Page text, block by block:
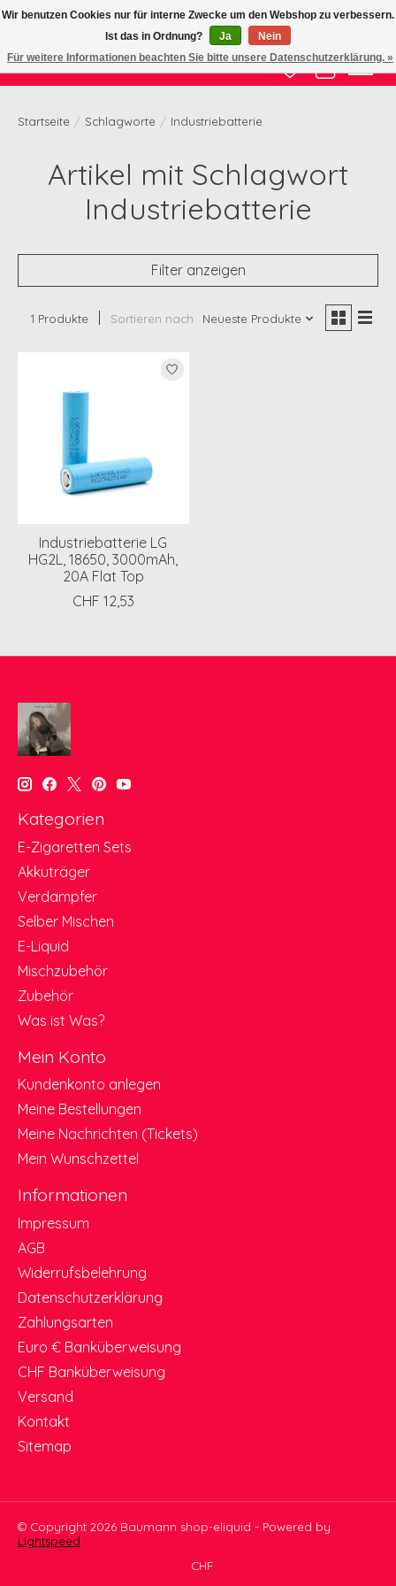
Zertifizierte Qualität zu fairem Preis
Wunschzettel
Ihr
Startseite / Schlagworte / Industriebatterie
Artikel mit Schlagwort
Industriebatterie
Filter anzeigen
1 Produkte Sortieren nach Neueste Produkte
Industriebatterie LG
HG2L, 18650, 3000mAh,
20A Flat Top
CHF 12,53
Kategorien
E-Zigaretten Sets
Akkuträger
Verdampfer
Selber Mischen
E-Liquid
Mischzubehör
Zubehör
Was ist Was?
Mein Konto
Kundenkonto anlegen
Meine Bestellungen
Meine Nachrichten (Tickets)
Mein Wunschzettel
Informationen
Impressum
AGB
Widerrufsbelehrung
Datenschutzerklärung
Zahlungsarten
Euro € Banküberweisung
CHF Banküberweisung
Versand
Kontakt
Sitemap
© Copyright 2026 Baumann shop-eliquid - Powered by
Lightspeed
CHF
Wir benutzen Cookies nur für interne Zwecke um den Webshop zu verbessern.
Ist das in Ordnung?
Ja
Nein
Für weitere Informationen beachten Sie bitte unsere Datenschutzerklärung. »